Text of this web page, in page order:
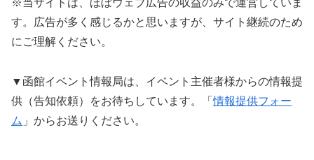
※当サイトは、ほぼウェブ広告の収益のみで運営していま
す。広告が多く感じるかと思いますが、サイト継続のため
にご理解ください。
▼函館イベント情報局は、イベント主催者様からの情報提
供（告知依頼）をお待ちしています。「情報提供フォー
ム 」からお送りください。